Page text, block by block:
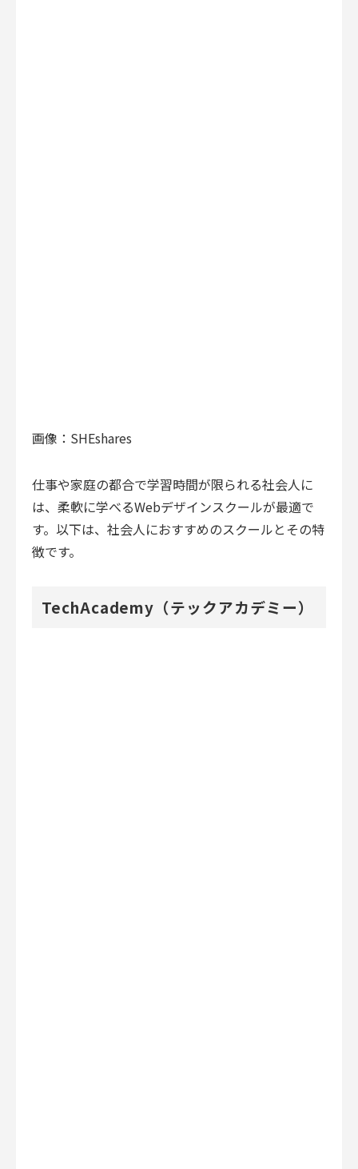
画像： SHEshares
仕事や家庭の都合で学習時間が限られる社会人に
は、柔軟に学べるWebデザインスクールが最適で
す。以下は、社会人におすすめのスクールとその特
徴です。
TechAcademy（テックアカデミー）